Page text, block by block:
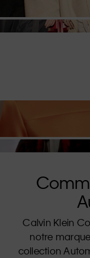
Calvin Klein
notre
collection